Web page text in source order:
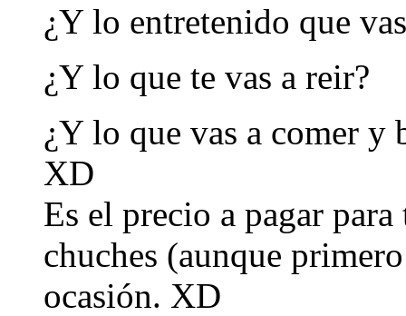
¿Y lo entretenido que
¿Y lo que te vas a reir?
¿Y lo que vas a comer y
XD
Es el precio a pagar
chuches (aunque
ocasión. XD